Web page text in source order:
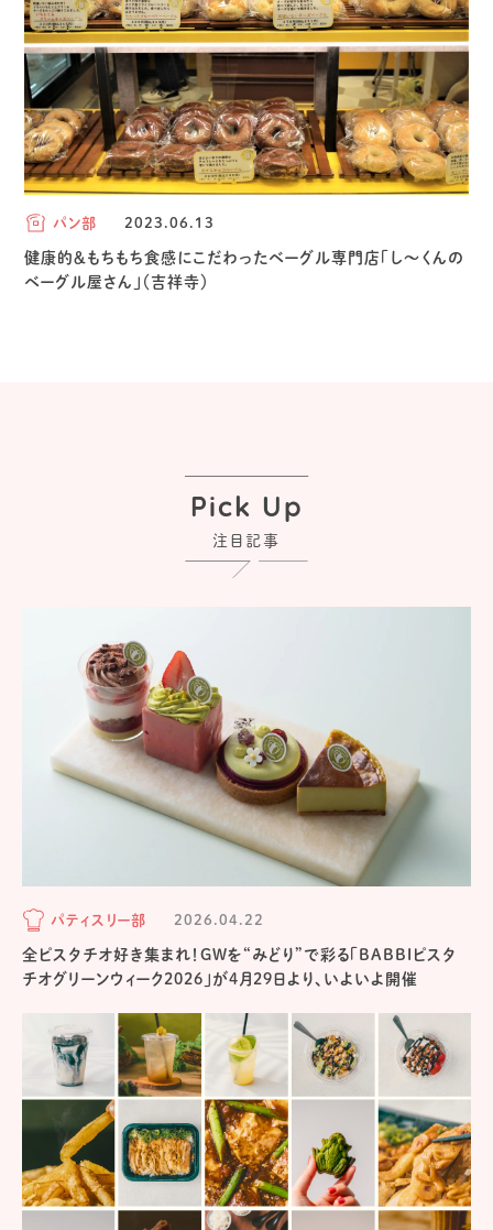
パン部 2023.06.13
健康的＆もちもち食感にこだわったベーグル専門店「し～くんの
ベーグル屋さん」（吉祥寺）
Pick Up
注目記事
パティスリー部 2026.04.22
全ピスタチオ好き集まれ！GWを“みどり”で彩る「BABBIピスタ
チオグリーンウィーク2026」が4月29日より、いよいよ開催